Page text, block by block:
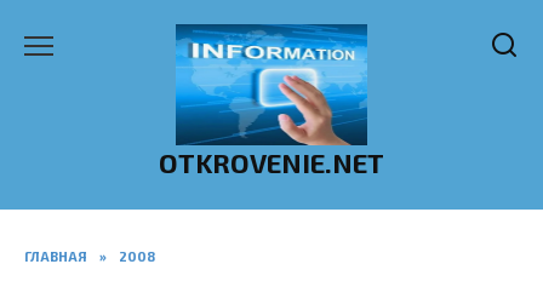
OTKROVENIE.NET
ГЛАВНАЯ » 2008